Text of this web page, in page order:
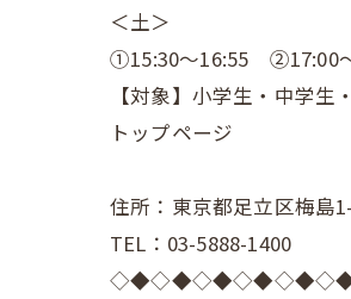
＜土＞
①15:30～16:55 ②17:00
【対象】小学生・中学生
トップページ
住所：東京都足立区梅島
TEL：03-5888-1400